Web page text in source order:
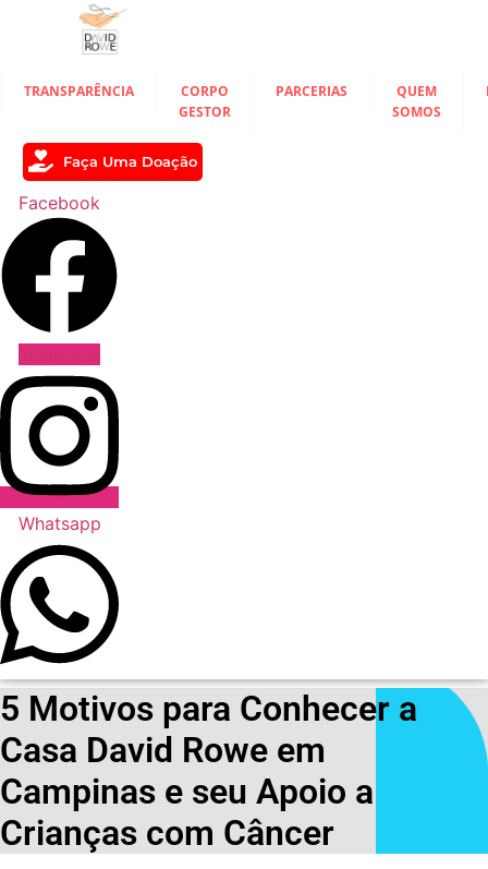
conteúdo
TRANSPARÊNCIA
CORPO
GESTOR
PARCERIAS
QUEM
SOMOS
Faça Uma Doação
Facebook
Whatsapp
5 Motivos para Conhecer a
Casa David Rowe em
Campinas e seu Apoio a
Crianças com Câncer